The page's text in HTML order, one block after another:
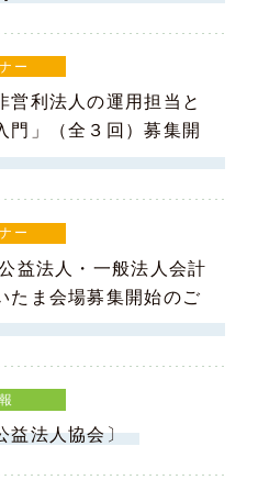
ー
営利法人の運用担当と
門」（全３回）募集開
ー
益法人・一般法人会計
たま会場募集開始のご
益法人協会〕